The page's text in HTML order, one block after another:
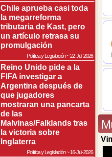
Chile aprueba casi toda
la megarreforma
tributaria de Kast, pero
un artículo retrasa su
promulgación
Política y Legislación~22-Jul-2026
Reino Unido pide a la
FIFA investigar a
Argentina después de
que jugadores
mostraran una pancarta
de las
Malvinas/Falklands tras
la victoria sobre
Inglaterra
Política y Legislación~16-Jul-2026